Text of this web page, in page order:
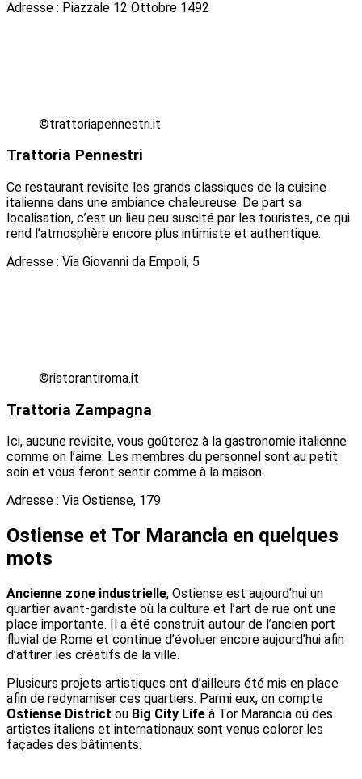
Adresse : Piazzale 12 Ottobre 1492
©trattoriapennestri.it
Trattoria Pennestri
Ce restaurant revisite les grands classiques de la cuisine
italienne dans une ambiance chaleureuse. De part sa
localisation, c’est un lieu peu suscité par les touristes, ce qui
rend l’atmosphère encore plus intimiste et authentique.
Adresse : Via Giovanni da Empoli, 5
©ristorantiroma.it
Trattoria Zampagna
Ici, aucune revisite, vous goûterez à la gastronomie italienne
comme on l’aime. Les membres du personnel sont au petit
soin et vous feront sentir comme à la maison.
Adresse : Via Ostiense, 179
Ostiense et Tor Marancia en quelques
mots
Ancienne zone industrielle, Ostiense est aujourd’hui un
quartier avant-gardiste où la culture et l’art de rue ont une
place importante. Il a été construit autour de l’ancien port
fluvial de Rome et continue d’évoluer encore aujourd’hui afin
d’attirer les créatifs de la ville.
Plusieurs projets artistiques ont d’ailleurs été mis en place
afin de redynamiser ces quartiers. Parmi eux, on compte
Ostiense District ou Big City Life à Tor Marancia où des
artistes italiens et internationaux sont venus colorer les
façades des bâtiments.